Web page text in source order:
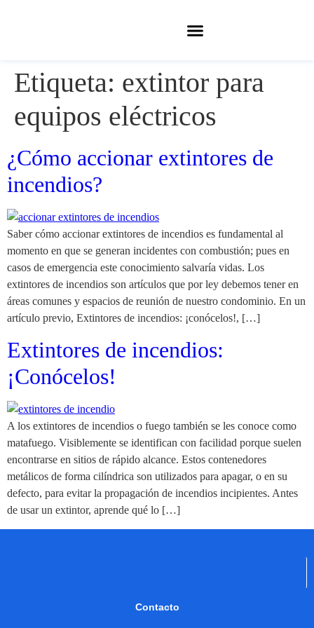
Etiqueta: extintor para
equipos eléctricos
¿Cómo accionar extintores de
incendios?
Saber cómo accionar extintores de incendios es fundamental al
momento en que se generan incidentes con combustión; pues en
casos de emergencia este conocimiento salvaría vidas. Los
extintores de incendios son artículos que por ley debemos tener en
áreas comunes y espacios de reunión de nuestro condominio. En un
artículo previo, Extintores de incendios: ¡conócelos!, […]
Extintores de incendios:
¡Conócelos!
A los extintores de incendios o fuego también se les conoce como
matafuego. Visiblemente se identifican con facilidad porque suelen
encontrarse en sitios de rápido alcance. Estos contenedores
metálicos de forma cilíndrica son utilizados para apagar, o en su
defecto, para evitar la propagación de incendios incipientes. Antes
de usar un extintor, aprende qué lo […]
Contacto